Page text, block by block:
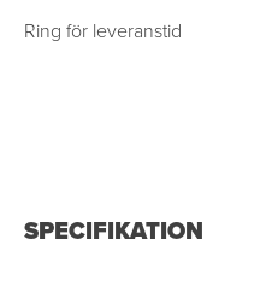
Ring för leveranstid
SPECIFIKATION